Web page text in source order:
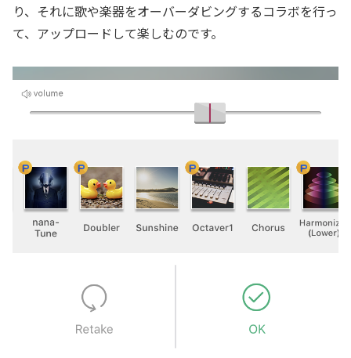
り、それに歌や楽器をオーバーダビングするコラボを行っ
て、アップロードして楽しむのです。